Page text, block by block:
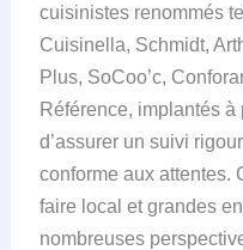
cuisinistes renommés
Cuisinella, Schmidt,
Plus, SoCoo’c,
Référence, implantés
d’assurer un suivi
conforme aux attentes.
faire local et grandes
nombreuses